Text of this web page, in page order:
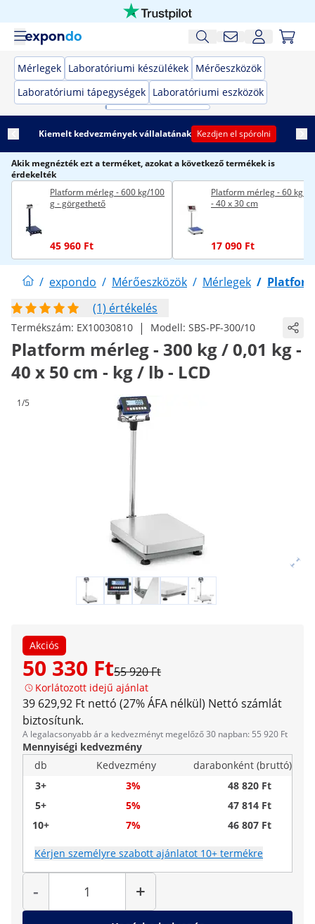
Mérlegek Laboratóriumi készülékek Mérőeszközök
Laboratóriumi tápegységek Laboratóriumi eszközök
Kiemelt kedvezmények vállalatának Kezdjen el spórolni
Akik megnézték ezt a terméket, azokat a következő termékek is
érdekelték
Platform mérleg - 600 kg/100
g - görgethető
45 960 Ft
Platform mérleg - 60 kg /
- 40 x 30 cm
17 090 Ft
/ expondo / Mérőeszközök / Mérlegek /
(1) értékelés
Termékszám: EX10030810 | Modell: SBS-PF-300/10
Platform mérleg - 300 kg / 0,01 kg -
40 x 50 cm - kg / lb - LCD
1/5
Akciós
50 330 Ft55 920 Ft
Korlátozott idejű ajánlat
39 629,92 Ft nettó (27% ÁFA nélkül) Nettó számlát
biztosítunk.
A legalacsonyabb ár a kedvezményt megelőző 30 napban: 55 920 Ft
Mennyiségi kedvezmény
db
Kedvezmény
darabonként (bruttó)
3+
3%
48 820 Ft
5+
5%
47 814 Ft
10+
7% 46 807 Ft
Kérjen személyre szabott ajánlatot 10+ termékre
-
Mennyiség
+